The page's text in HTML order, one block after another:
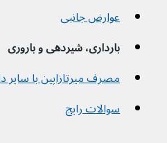
عوارض جانبی
بارداری، شیردهی و باروری
مصرف میرتازاپین با سایر
سوالات رایج